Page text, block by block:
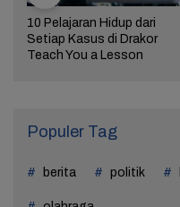
10 Pelajaran Hidup dari
Setiap Kasus di Drakor
Teach You a Lesson
Populer Tag
berita politik